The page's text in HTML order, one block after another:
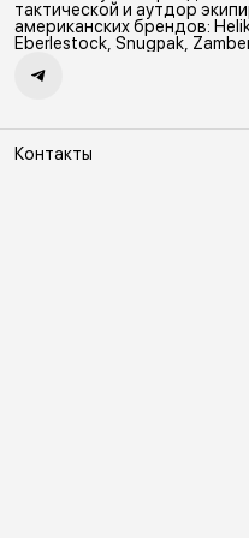
Ветрозащитный мембранный
Softshell Демисезонная гор
тактической и аутдор
американских брендов:
Eberlestock, Snugpak,
Контакты